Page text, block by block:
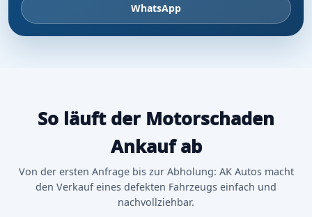
WhatsApp
So läuft der Motorschaden
Ankauf ab
Von der ersten Anfrage bis zur Abholung: AK Autos macht
den Verkauf eines defekten Fahrzeugs einfach und
nachvollziehbar.